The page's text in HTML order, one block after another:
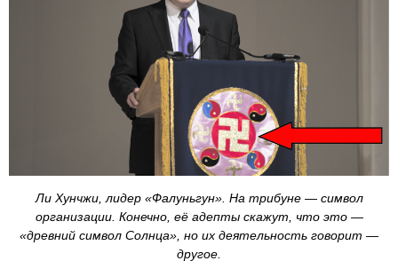
Ли Хунчжи, лидер «Фалуньгун». На трибуне — символ
организации. Конечно, её адепты скажут, что это —
«древний символ Солнца», но их деятельность говорит —
другое.